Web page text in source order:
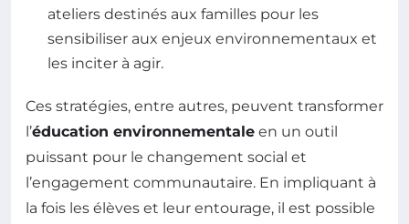
ateliers destinés aux familles pour les
sensibiliser aux enjeux environnementaux et
les inciter à agir.
Ces stratégies, entre autres, peuvent transformer
l’éducation environnementale en un outil
puissant pour le changement social et
l’engagement communautaire. En impliquant à
la fois les élèves et leur entourage, il est possible